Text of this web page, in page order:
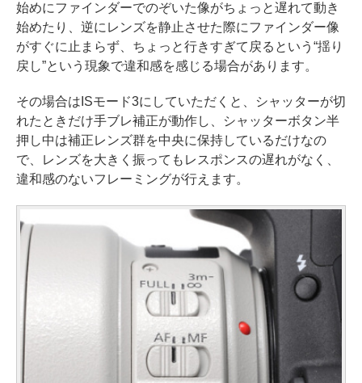
始めにファインダーでのぞいた像がちょっと遅れて動き
始めたり、逆にレンズを静止させた際にファインダー像
がすぐに止まらず、ちょっと行きすぎて戻るという“揺り
戻し”という現象で違和感を感じる場合があります。
その場合はISモード3にしていただくと、シャッターが切
れたときだけ手ブレ補正が動作し、シャッターボタン半
押し中は補正レンズ群を中央に保持しているだけなの
で、レンズを大きく振ってもレスポンスの遅れがなく、
違和感のないフレーミングが行えます。